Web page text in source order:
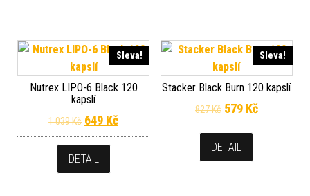
Sleva!
Nutrex LIPO-6 Black 120
kapslí
1 039Kč Původní cena byla: 1 039 Kč.
649 KčAktuální cena je: 649 Kč.
DETAIL
Sleva!
Stacker Black Burn 120 kapslí
827Kč Původní cena
579 KčAktuální
DETAIL